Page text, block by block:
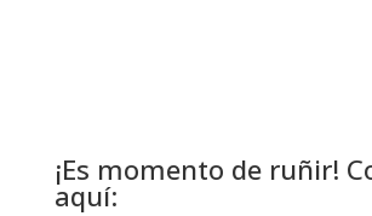
¡Es momento de ruñir!
aquí: